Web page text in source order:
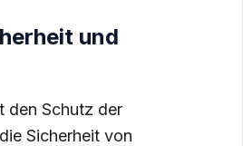
und
den Schutz der
Sicherheit von